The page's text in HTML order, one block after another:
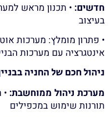
חדשים: • תכנון מראש
בעיצוב
• פתרון מומלץ: מערכות
אינטגרציה עם מערכות
ניהול חכם של החניה
מערכת ניהול ממוחשבת:
תורנות שימוש במכפילים